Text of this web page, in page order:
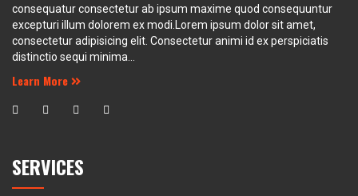
consequatur consectetur ab ipsum maxime quod consequuntur
excepturi illum dolorem ex modi.Lorem ipsum dolor sit amet,
consectetur adipisicing elit. Consectetur animi id ex perspiciatis
distinctio sequi minima...
Learn More
SERVICES